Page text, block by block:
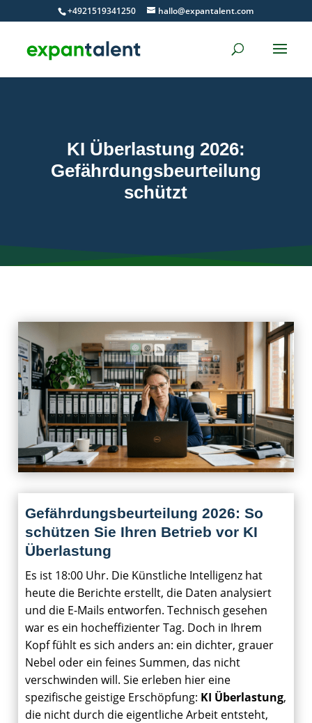
to
+4921519341250 hallo@expantalent.com
KI Überlastung 2026:
Gefährdungsbeurteilung
schützt
Gefährdungsbeurteilung 2026: So
schützen Sie Ihren Betrieb vor KI
Überlastung
Es ist 18:00 Uhr. Die Künstliche Intelligenz hat
heute die Berichte erstellt, die Daten analysiert
und die E-Mails entworfen. Technisch gesehen
war es ein hocheffizienter Tag. Doch in Ihrem
Kopf fühlt es sich anders an: ein dichter, grauer
Nebel oder ein feines Summen, das nicht
verschwinden will. Sie erleben hier eine
spezifische geistige Erschöpfung: KI Überlastung,
die nicht durch die eigentliche Arbeit entsteht,